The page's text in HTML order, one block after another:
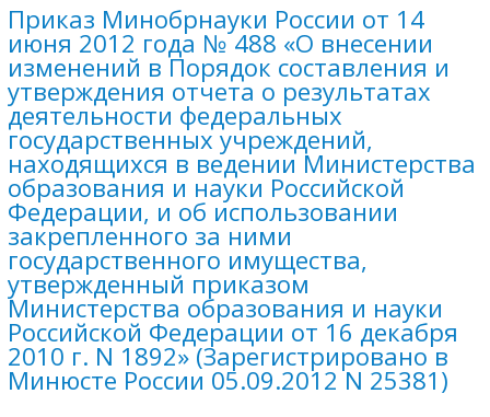
Приказ Минобрнауки России от 14
июня 2012 года № 488 «О внесении
изменений в Порядок составления и
утверждения отчета о результатах
деятельности федеральных
государственных учреждений,
находящихся в ведении Министерства
образования и науки Российской
Федерации, и об использовании
закрепленного за ними
государственного имущества,
утвержденный приказом
Министерства образования и науки
Российской Федерации от 16 декабря
2010 г. N 1892» (Зарегистрировано в
Минюсте России 05.09.2012 N 25381)